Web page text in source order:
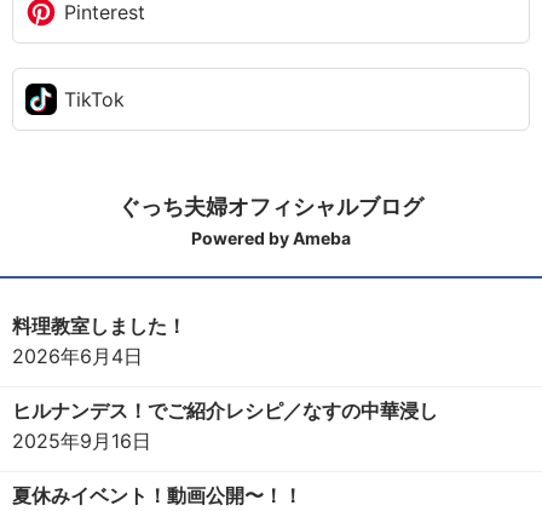
Pinterest
TikTok
ぐっち夫婦オフィシャルブログ
Powered by Ameba
料理教室しました！
2026年6月4日
ヒルナンデス！でご紹介レシピ／なすの中華浸し
2025年9月16日
夏休みイベント！動画公開〜！！